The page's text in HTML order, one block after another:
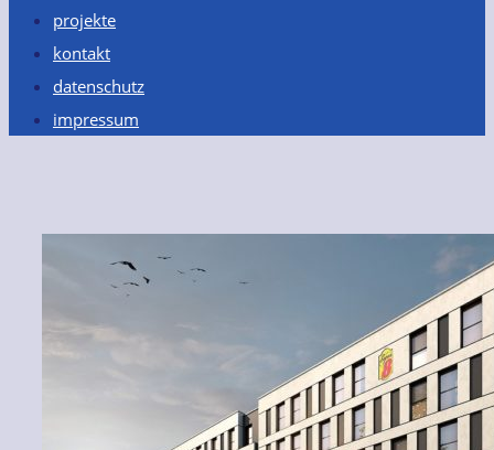
projekte
kontakt
datenschutz
impressum